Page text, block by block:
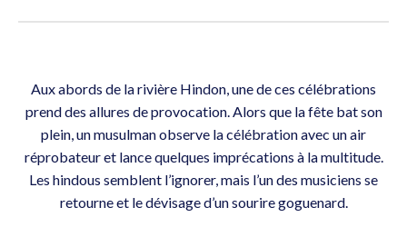
Aux abords de la rivière Hindon, une de ces célébrations
prend des allures de provocation. Alors que la fête bat son
plein, un musulman observe la célébration avec un air
réprobateur et lance quelques imprécations à la multitude.
Les hindous semblent l’ignorer, mais l’un des musiciens se
retourne et le dévisage d’un sourire goguenard.